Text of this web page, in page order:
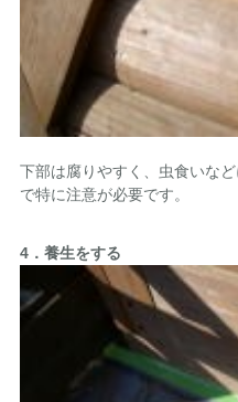
下部は腐りやすく、虫食いな
で特に注意が必要です。
4．養生をする